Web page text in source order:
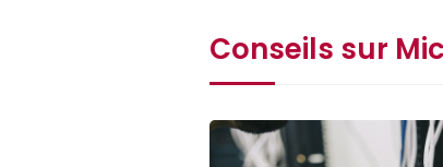
Conseils sur